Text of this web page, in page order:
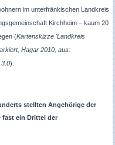
im unterfränkischen Landkreis
Kirchheim – kaum 20
(Kartenskizze 'Landkreis
Hagar 2010, aus:
).
stellten Angehörige der
fast ein Drittel der